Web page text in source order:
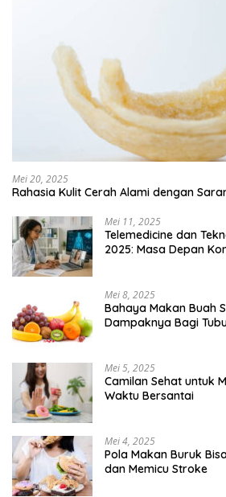
Mei 20, 2025
Rahasia Kulit Cerah Alami dengan
Mei 11, 2025
Telemedicine dan
2025: Masa Depan
Mei 8, 2025
Bahaya Makan Buah
Dampaknya Bagi
Mei 5, 2025
Camilan Sehat untuk
Waktu Bersantai
Mei 4, 2025
Pola Makan Buruk
dan Memicu Stroke